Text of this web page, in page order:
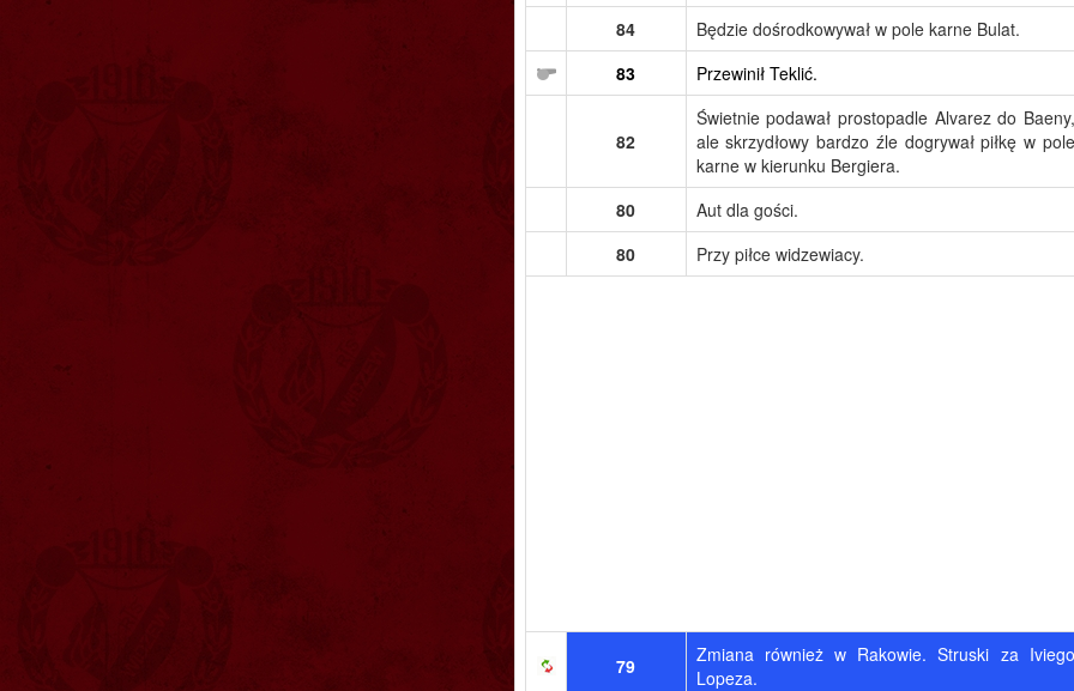
84
Będzie dośrodkowywał w pole karne Bulat.
83
Przewinił Teklić.
82
Świetnie podawał prostopadle Alvarez do Baeny,
ale skrzydłowy bardzo źle dogrywał piłkę w pole
karne w kierunku Bergiera.
80
Aut dla gości.
80
Przy piłce widzewiacy.
79
Zmiana również w Rakowie. Struski za Iviego
Lopeza.